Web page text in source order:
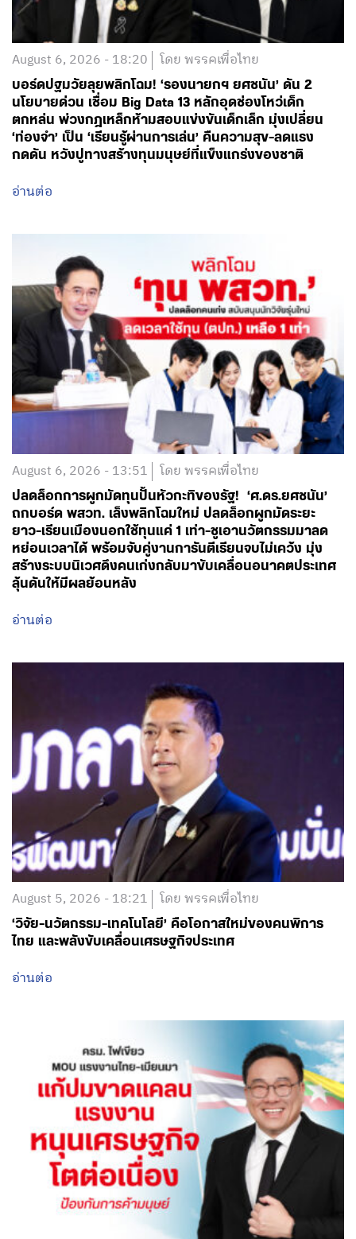
August 6, 2026 - 18:20 โดย พรรคเพื่อไทย
บอร์ดปฐมวัยลุยพลิกโฉม! ‘รองนายกฯ ยศชนัน’ ดัน 2
นโยบายด่วน เชื่อม Big Data 13 หลักอุดช่องโหว่เด็ก
ตกหล่น พ่วงกฎเหล็กห้ามสอบแข่งขันเด็กเล็ก มุ่งเปลี่ยน
‘ท่องจำ’ เป็น ‘เรียนรู้ผ่านการเล่น’ คืนความสุข-ลดแรง
กดดัน หวังปูทางสร้างทุนมนุษย์ที่แข็งแกร่งของชาติ
อ่านต่อ
August 6, 2026 - 13:51 โดย พรรคเพื่อไทย
ปลดล็อกการผูกมัดทุนปั้นหัวกะทิของรัฐ! ‘ศ.ดร.ยศชนัน’
ถกบอร์ด พสวท. เล็งพลิกโฉมใหม่ ปลดล็อกผูกมัดระยะ
ยาว-เรียนเมืองนอกใช้ทุนแค่ 1 เท่า-ชูเอานวัตกรรมมาลด
หย่อนเวลาได้ พร้อมจับคู่งานการันตีเรียนจบไม่เคว้ง มุ่ง
สร้างระบบนิเวศดึงคนเก่งกลับมาขับเคลื่อนอนาคตประเทศ
ลุ้นดันให้มีผลย้อนหลัง
อ่านต่อ
August 5, 2026 - 18:21 โดย พรรคเพื่อไทย
‘วิจัย-นวัตกรรม-เทคโนโลยี’ คือโอกาสใหม่ของคนพิการ
ไทย และพลังขับเคลื่อนเศรษฐกิจประเทศ
อ่านต่อ